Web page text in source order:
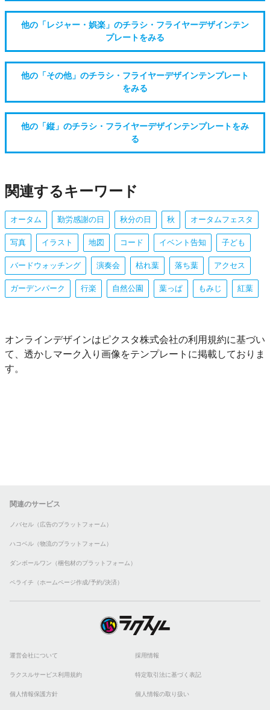
他の「レジャー・娯楽」のチラシ・フライヤーデザインテン
プレートをみる
他の「その他」のチラシ・フライヤーデザインテンプレート
をみる
他の「縦」のチラシ・フライヤーデザインテンプレートをみ
る
関連するキーワード
オータム 勤労感謝の日 秋分の日 秋 オータムフェスタ
写真 イラスト 地図 コード イベント告知 子ども
バードウォッチング 演奏会 枯れ葉 落ち葉 アクセス
ガーデンパーク 行楽 自然公園 葉っぱ もみじ 紅葉
オンラインデザインはピクスタ株式会社の利用規約に基づい
て、透かしマーク入り画像をテンプレートに掲載しておりま
す。
関連のサービス
ノバセル（広告のプラットフォーム）
ハコベル（物流のプラットフォーム）
ダンボールワン（梱包材のプラットフォーム）
ペライチ（ホームページ作成/予約/決済）
運営会社について 採用情報
ラクスルサービス利用規約 特定取引法に基づく表記
個人情報保護方針 個人情報の取り扱い